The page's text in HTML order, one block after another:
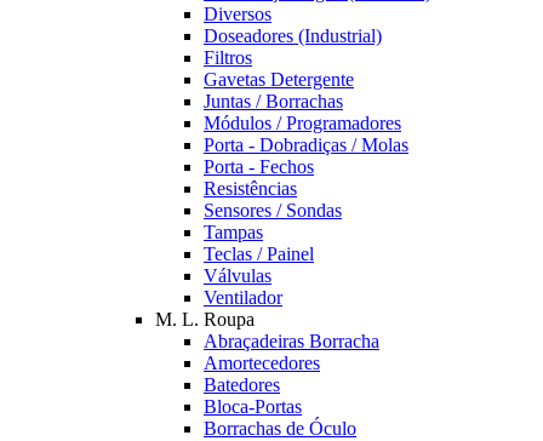
Diversos
Doseadores (Industrial)
Filtros
Gavetas Detergente
Juntas / Borrachas
Módulos / Programadores
Porta - Dobradiças / Molas
Porta - Fechos
Resistências
Sensores / Sondas
Tampas
Teclas / Painel
Válvulas
Ventilador
M. L. Roupa
Abraçadeiras Borracha
Amortecedores
Batedores
Bloca-Portas
Borrachas de Óculo